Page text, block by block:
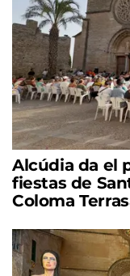
Alcúdia da el
fiestas de
Coloma